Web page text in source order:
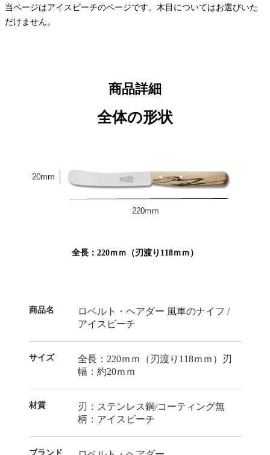
当ページはアイスビーチのページです。木目についてはお選びいた
だけません。
商品詳細
全体の形状
全長：220ｍｍ（刃渡り118ｍｍ）
商品名
ロベルト・ヘアダー 風車のナイフ /
アイスビーチ
サイズ
全長：220ｍｍ（刃渡り118ｍｍ）刃
幅：約20ｍｍ
材質
刃：ステンレス鋼/コーティング無
柄：アイスビーチ
ブランド